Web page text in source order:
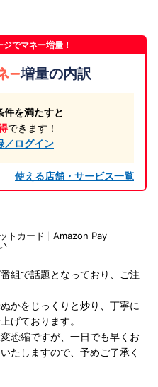
でマネー増量！
増量の内訳
件を満たすと
できます！
／ログイン
使える店舗・サービス一覧
トカード
Amazon Pay
組で話題となっており、ご注
かをじっくりと炒り、丁寧に
げております。
恐縮ですが、一日でも早くお
たしますので、予めご了承く